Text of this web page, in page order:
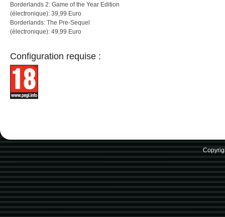
Borderlands 2: Game of the Year Edition
(électronique): 39,99 Euro
Borderlands: The Pre-Sequel
(électronique): 49,99 Euro
Configuration requise :